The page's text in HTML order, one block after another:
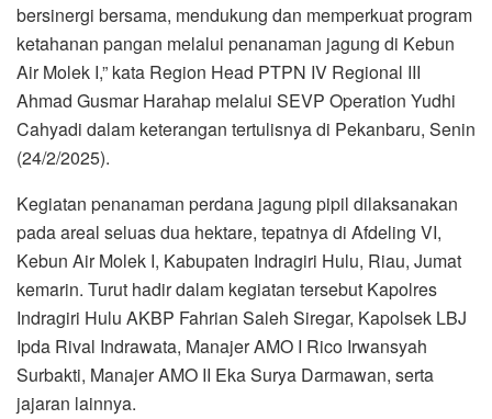
bersinergi bersama, mendukung dan memperkuat program
ketahanan pangan melalui penanaman jagung di Kebun
Air Molek I,” kata Region Head PTPN IV Regional III
Ahmad Gusmar Harahap melalui SEVP Operation Yudhi
Cahyadi dalam keterangan tertulisnya di Pekanbaru, Senin
(24/2/2025).
Kegiatan penanaman perdana jagung pipil dilaksanakan
pada areal seluas dua hektare, tepatnya di Afdeling VI,
Kebun Air Molek I, Kabupaten Indragiri Hulu, Riau, Jumat
kemarin. Turut hadir dalam kegiatan tersebut Kapolres
Indragiri Hulu AKBP Fahrian Saleh Siregar, Kapolsek LBJ
Ipda Rival Indrawata, Manajer AMO I Rico Irwansyah
Surbakti, Manajer AMO II Eka Surya Darmawan, serta
jajaran lainnya.